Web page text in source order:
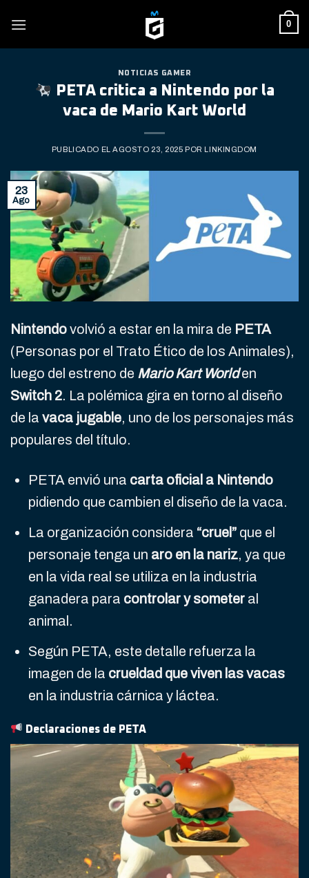
0
NOTICIAS GAMER
PETA critica a Nintendo por la
vaca de Mario Kart World
PUBLICADO ELAGOSTO 23, 2025 POR LINKINGDOM
23
Ago
Nintendovolvió a estar en la mira de PETA
(Personas por el Trato Ético de los Animales),
luego del estreno de Mario Kart Worlden
Switch 2. La polémica gira en torno al diseño
de la vaca jugable, uno de los personajes más
populares del título.
PETA envió una carta oficial a Nintendo
pidiendo que cambien el diseño de la vaca.
La organización considera “cruel” que el
personaje tenga un aro en la nariz, ya que
en la vida real se utiliza en la industria
ganadera para controlar y someter al
animal.
Según PETA, este detalle refuerza la
imagen de la crueldad que viven las vacas
en la industria cárnica y láctea.
Declaraciones de PETA